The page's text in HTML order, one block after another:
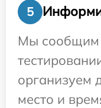
5
Мы сообщим
организуем
место и